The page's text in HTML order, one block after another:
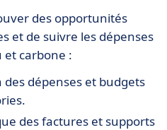
des opportunités
et de suivre les dépenses
et carbone :
dépenses et budgets
des factures et supports